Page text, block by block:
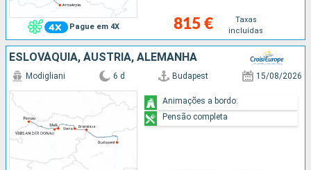
Pague em 4X 815 €
Taxas
incluídas
ESLOVÁQUIA, ÁUSTRIA, ALEMANHA
Modigliani 6 d Budapest 15/08/2026
Animações a bordo:
Pensão completa